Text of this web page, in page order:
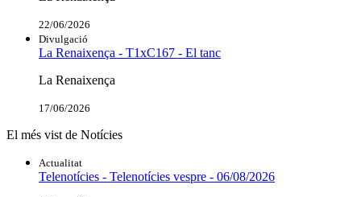
22/06/2026
Divulgació
La Renaixença - T1xC167 - El tanc
La Renaixença
17/06/2026
El més vist de Notícies
Actualitat
Telenotícies - Telenotícies vespre - 06/08/2026